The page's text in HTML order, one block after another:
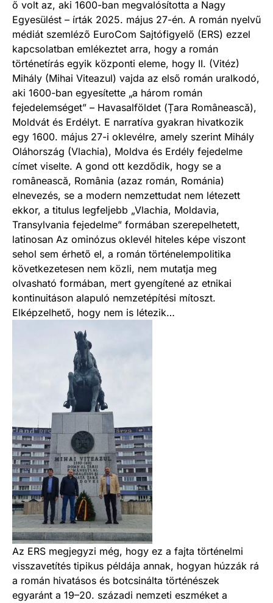
ő volt az, aki 1600-ban megvalósította a Nagy
Egyesülést – írták 2025. május 27-én. A román nyelvű
médiát szemléző EuroCom Sajtófigyelő (ERS) ezzel
kapcsolatban emlékeztet arra, hogy a román
történetírás egyik központi eleme, hogy II. (Vitéz)
Mihály (Mihai Viteazul) vajda az első román uralkodó,
aki 1600-ban egyesítette „a három román
fejedelemséget” – Havasalföldet (Țara Românească),
Moldvát és Erdélyt. E narratíva gyakran hivatkozik
egy 1600. május 27-i oklevélre, amely szerint Mihály
Oláhország (Vlachia), Moldva és Erdély fejedelme
címet viselte. A gond ott kezdődik, hogy se a
românească, România (azaz román, Románia)
elnevezés, se a modern nemzettudat nem létezett
ekkor, a titulus legfeljebb „Vlachia, Moldavia,
Transylvania fejedelme” formában szerepelhetett,
latinosan Az ominózus oklevél hiteles képe viszont
sehol sem érhető el, a román történelempolitika
következetesen nem közli, nem mutatja meg
olvasható formában, mert gyengítené az etnikai
kontinuitáson alapuló nemzetépítési mítoszt.
Elképzelhető, hogy nem is létezik…
Az ERS megjegyzi még, hogy ez a fajta történelmi
visszavetítés tipikus példája annak, hogyan húzzák rá
a román hivatásos és botcsinálta történészek
egyaránt a 19–20. századi nemzeti eszméket a